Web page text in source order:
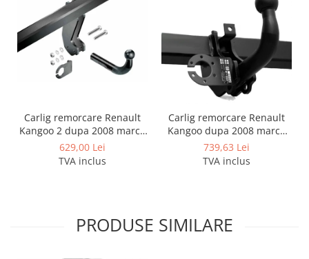
Carlig remorcare Renault
Kangoo 2 dupa 2008 marca
Imiola
629,00 Lei
TVA inclus
Carlig remorcare Renault
Kangoo dupa 2008 marca
Autohak
739,63 Lei
TVA inclus
PRODUSE SIMILARE